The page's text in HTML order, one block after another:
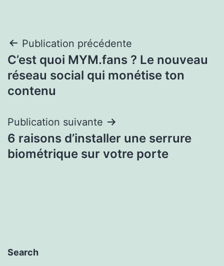
Navigation
de
l’article
Publication précédente
C’est quoi MYM.fans ? Le nouveau
réseau social qui monétise ton
contenu
Publication suivante
6 raisons d’installer une serrure
biométrique sur votre porte
Search